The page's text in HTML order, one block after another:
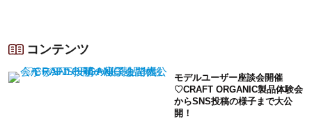
コンテンツ
モデルユーザー座談会開催
♡CRAFT ORGANIC製品体験会
からSNS投稿の様子まで大公
開！